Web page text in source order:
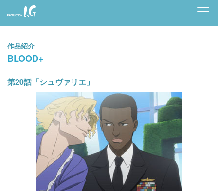
Prod
uctio
n I.G
作品紹介
BLOOD+
第20話「シュヴァリエ」